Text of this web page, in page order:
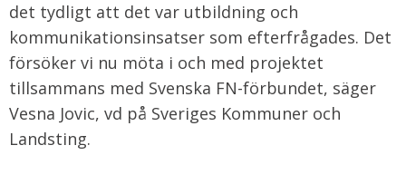
det tydligt att det var utbildning och
kommunikationsinsatser som efterfrågades. Det
försöker vi nu möta i och med projektet
tillsammans med Svenska FN-förbundet, säger
Vesna Jovic, vd på Sveriges Kommuner och
Landsting.